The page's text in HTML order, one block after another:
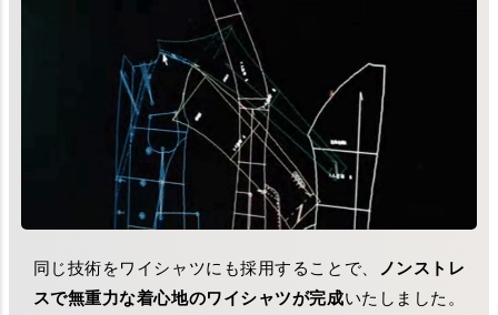
同じ技術をワイシャツにも採用することで、
ノンストレ
スで無重力な着心地のワイシャツが完成いたしました。